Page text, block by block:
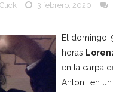
3 febrero, 2020
El domingo,
horas
en la carpa
Antoni, en